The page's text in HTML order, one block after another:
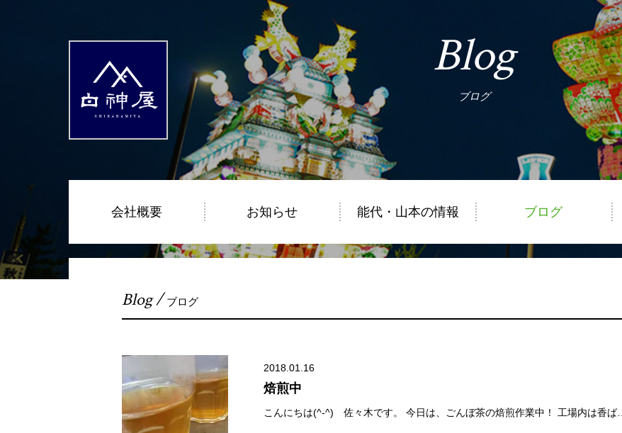
Blog
ブログ
会社概要 お知らせ 能代・山本の情報 ブログ
Blog /ブログ
2018.01.16
焙煎中
こんにちは(^-^) 佐々木です。 今日は、ごんぼ茶の焙煎作業中！ 工場内は香ば…